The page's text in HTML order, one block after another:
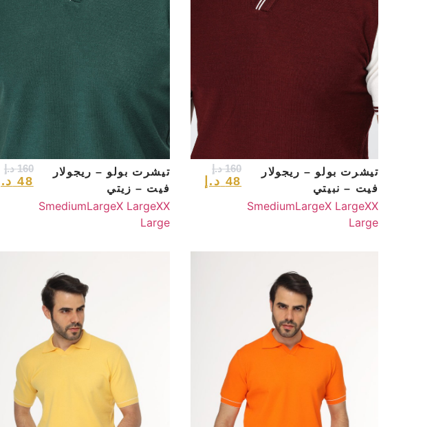
تيشرت بولو – ريجولار
فيت – نبيتي
160 د.إ
48 د.إ
SmediumLargeX LargeXX
Large
تيشرت بولو – ريجولار
فيت – زيتي
160 د.إ
48 د.إ
SmediumLargeX LargeXX
Large